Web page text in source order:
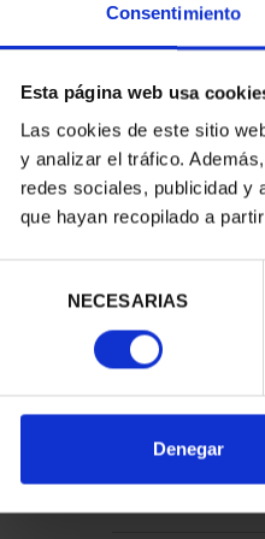
Consentimiento
Esta página web usa
Las cookies de este sitio
y analizar el tráfico.
redes sociales, publicidad y
que hayan recopilado a
consentimiento
NECESARIAS
Denegar
MARGARITA
ORDENAR POR: